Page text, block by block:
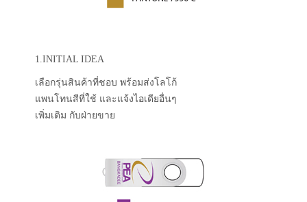
1.INITIAL IDEA
เลือกรุ่นสินค้าที่ชอบ พร้อมส่งโลโก้
แพนโทนสีที่ใช้ และแจ้งไอเดียอื่นๆ
เพิ่มเติม กับฝ่ายขาย